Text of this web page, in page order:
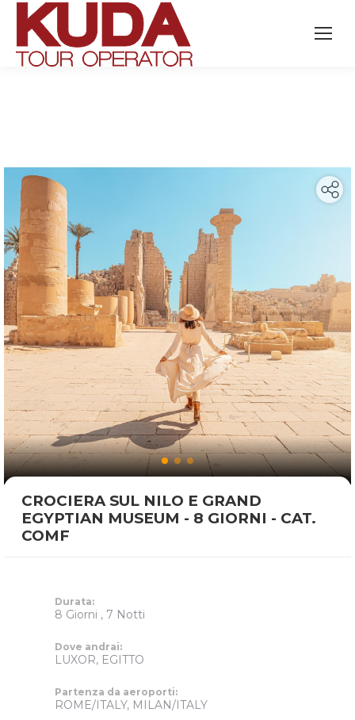
Search:
CROCIERA SUL NILO E GRAND
EGYPTIAN MUSEUM - 8 GIORNI - CAT.
COMF
Durata:
8 Giorni , 7 Notti
Dove andrai:
LUXOR, EGITTO
Partenza da aeroporti:
ROME/ITALY, MILAN/ITALY